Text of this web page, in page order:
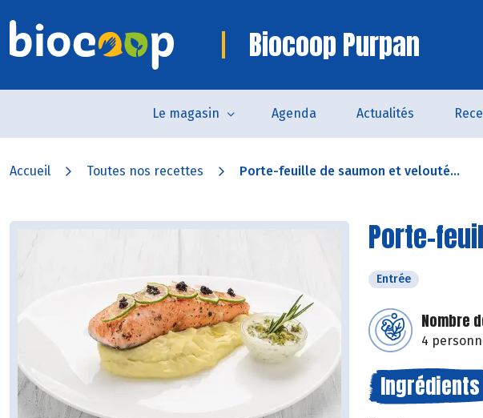
Biocoop Purpan
Le magasin Agenda Actualités
Accueil Toutes nos recettes Porte-feuille de saumon et velouté...
Porte-
Entrée
Nombre
4
Ingrédients